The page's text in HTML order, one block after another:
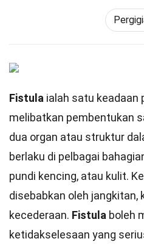
Fistula ialah satu keadaan
melibatkan pembentukan
dua organ atau struktur
berlaku di pelbagai
pundi kencing, atau kulit.
disebabkan oleh jangkitan,
kecederaan. Fistula boleh
ketidakselesaan yang